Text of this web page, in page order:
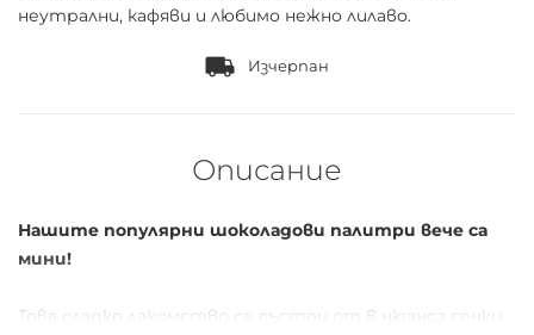
неутрални, кафяви и любимо нежно лилаво.
Изчерпан
Описание
Нашите популярни шоколадови палитри вече са
мини!
Това сладко лакомство се състои от 8 нюанса сенки